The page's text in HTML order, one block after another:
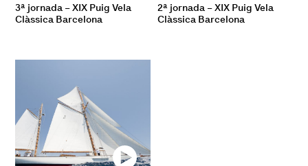
3ª jornada – XIX Puig Vela
Clàssica Barcelona
2ª jornada – XIX Puig Vela
Clàssica Barcelona